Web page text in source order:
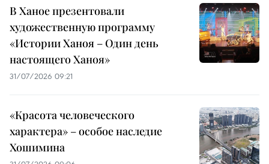
В Ханое презентовали
художественную программу
«Истории Ханоя – Один день
настоящего Ханоя»
31/07/2026 09:21
«Красота человеческого
характера» – особое наследие
Хошимина